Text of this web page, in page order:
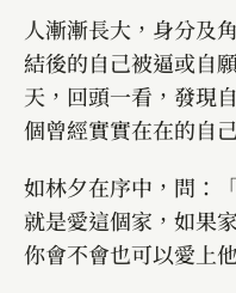
人漸漸長大，身分及
結後的自己被逼或自
天，回頭一看，發現
個曾經實實在在的自
如林夕在序中，問：
就是愛這個家，如果
你會不會也可以愛上